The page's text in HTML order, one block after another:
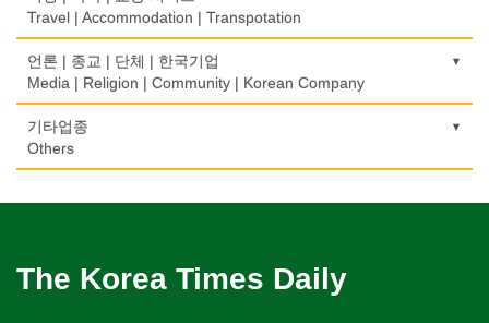
의사-물리치료/카이로 프랙터
Physiotherapy/Chiropractic Clinic
의사-비뇨기과
의사-산부인과
Obstetrician
Veterinarian
보석/귀금속/시계
Jeweler/Jeweller
비디오-사진/촬영/편집/공급
Video Service
사진촬영
애완동물용품
양복점
Tailor
개인지도-체육
개인지도-음악
Private Lesson-Music
개인지도-옷수선
Private Lesson-Alteration
개인지도-어학/수학
개인지도-서예
Private Lesson-Calligraphy
Real Estate
은행/금융기관
가구판매/수리
Furniture Sales/Repair
Machinery Rebuilding
난방/냉동
스테이징 홈
자동차-렌트
Car Rental
자동차-바디샵
Autobody Shop
자동차-판매/리스
Karaoke/Cafe
Dahn Centre
당구장
Billiard Club
볼링장
운동구/스포츠용품
CPA
번역/통역/이력서
Translation/Interpretation/Resume Service
Law Office
회계업무
Health Counseling/Food/Information
의료기
Medical Equipment
Massage
Travel | Accommodation | Transpotation
호텔/모텔/숙박
Hotel/Motel
여행/관광
Travel/Tour
언론 | 종교 | 단체 | 한국기업
Media | Religion | Community | Korean Company
기도원/수양관
Retreat Centre
Korean Businessmen's Association
Buddhist Temple
기타업종
Others
Shoe Repair
The Korea Times Daily